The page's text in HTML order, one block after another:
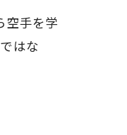
空手を学
はな